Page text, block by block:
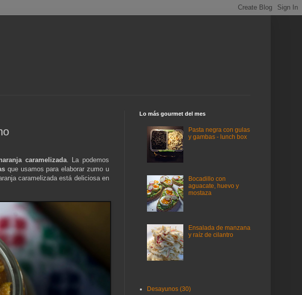
caramelizada. La podemos
que usamos para elaborar zumo u
caramelizada está deliciosa en
Lo más gourmet del mes
Pasta negra con gulas
y gambas - lunch box
Bocadillo con
aguacate, huevo y
mostaza
Ensalada de manzana
y raíz de cilantro
Desayunos (30)